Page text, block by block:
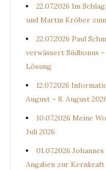
22.07.2026 Im
und Martin Kröber
22.07.2026 Paul
verwässert Südbonus
Lösung
12.07.2026
August – 8. August
10.07.2026 Meine
Juli 2026
01.07.2026
Angaben zur Kernkraft